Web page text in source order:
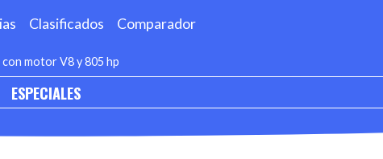
Clasificados Comparador
motor V8 y 805 hp
ESPECIALES